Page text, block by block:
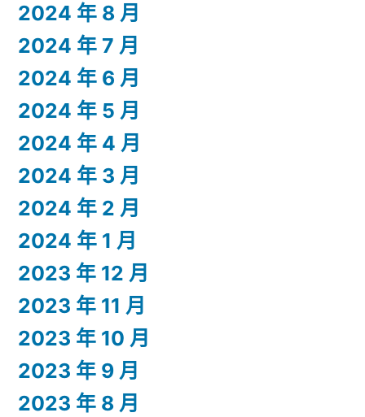
2024 年 8 月
2024 年 7 月
2024 年 6 月
2024 年 5 月
2024 年 4 月
2024 年 3 月
2024 年 2 月
2024 年 1 月
2023 年 12 月
2023 年 11 月
2023 年 10 月
2023 年 9 月
2023 年 8 月